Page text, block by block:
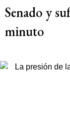
Senado y
minuto